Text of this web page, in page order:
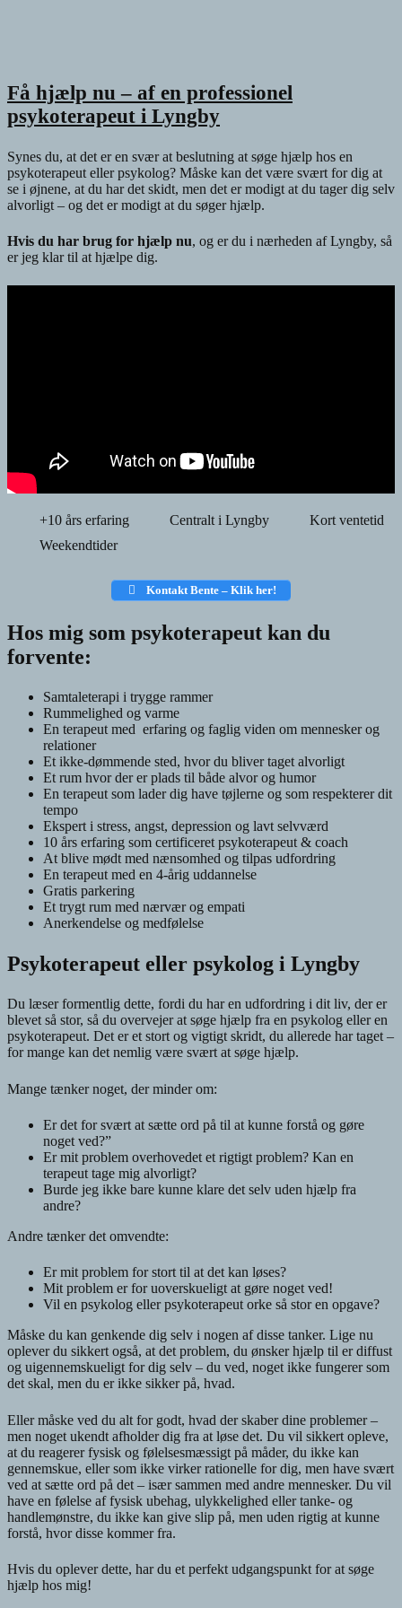
Få hjælp nu – af en professionel
psykoterapeut i Lyngby
Synes du, at det er en svær at beslutning at søge hjælp hos en
psykoterapeut eller psykolog? Måske kan det være svært for dig at
se i øjnene, at du har det skidt, men det er modigt at du tager dig selv
alvorligt – og det er modigt at du søger hjælp.
Hvis du har brug for hjælp nu, og er du i nærheden af Lyngby, så
er jeg klar til at hjælpe dig.
+10 års erfaring Centralt i Lyngby
Kort ventetid
Weekendtider
Kontakt Bente – Klik her!
Hos mig som psykoterapeut kan du
forvente:
Samtaleterapi i trygge rammer
Rummelighed og varme
En terapeut med erfaring og faglig viden om mennesker og
relationer
Et ikke-dømmende sted, hvor du bliver taget alvorligt
Et rum hvor der er plads til både alvor og humor
En terapeut som lader dig have tøjlerne og som respekterer dit
tempo
Ekspert i stress, angst, depression og lavt selvværd
10 års erfaring som certificeret psykoterapeut & coach
At blive mødt med nænsomhed og tilpas udfordring
En terapeut med en 4-årig uddannelse
Gratis parkering
Et trygt rum med nærvær og empati
Anerkendelse og medfølelse
Psykoterapeut eller psykolog i Lyngby
Du læser formentlig dette, fordi du har en udfordring i dit liv, der er
blevet så stor, så du overvejer at søge hjælp fra en psykolog eller en
psykoterapeut. Det er et stort og vigtigt skridt, du allerede har taget –
for mange kan det nemlig være svært at søge hjælp.
Mange tænker noget, der minder om:
Er det for svært at sætte ord på til at kunne forstå og gøre
noget ved?”
Er mit problem overhovedet et rigtigt problem? Kan en
terapeut tage mig alvorligt?
Burde jeg ikke bare kunne klare det selv uden hjælp fra
andre?
Andre tænker det omvendte:
Er mit problem for stort til at det kan løses?
Mit problem er for uoverskueligt at gøre noget ved!
Vil en psykolog eller psykoterapeut orke så stor en opgave?
Måske du kan genkende dig selv i nogen af disse tanker. Lige nu
oplever du sikkert også, at det problem, du ønsker hjælp til er diffust
og uigennemskueligt for dig selv – du ved, noget ikke fungerer som
det skal, men du er ikke sikker på, hvad.
Eller måske ved du alt for godt, hvad der skaber dine problemer –
men noget ukendt afholder dig fra at løse det. Du vil sikkert opleve,
at du reagerer fysisk og følelsesmæssigt på måder, du ikke kan
gennemskue, eller som ikke virker rationelle for dig, men have svært
ved at sætte ord på det – især sammen med andre mennesker. Du vil
have en følelse af fysisk ubehag, ulykkelighed eller tanke- og
handlemønstre, du ikke kan give slip på, men uden rigtig at kunne
forstå, hvor disse kommer fra.
Hvis du oplever dette, har du et perfekt udgangspunkt for at søge
hjælp hos mig!